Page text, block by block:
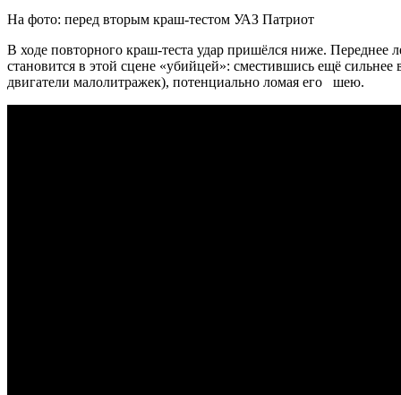
На фото: перед вторым краш-тестом УАЗ Патриот
В ходе повторного краш-теста удар пришёлся ниже. Переднее
становится в этой сцене «убийцей»: сместившись ещё
двигатели малолитражек), потенциально ломая его шею.